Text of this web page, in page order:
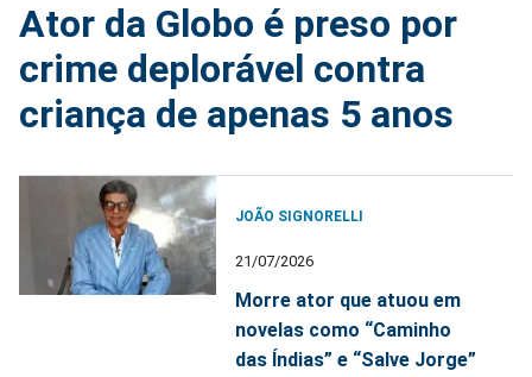
Ator da Globo é preso por
crime deplorável contra
criança de apenas 5 anos
JOÃO SIGNORELLI
21/07/2026
Morre ator que atuou em
novelas como “Caminho
das Índias” e “Salve Jorge”